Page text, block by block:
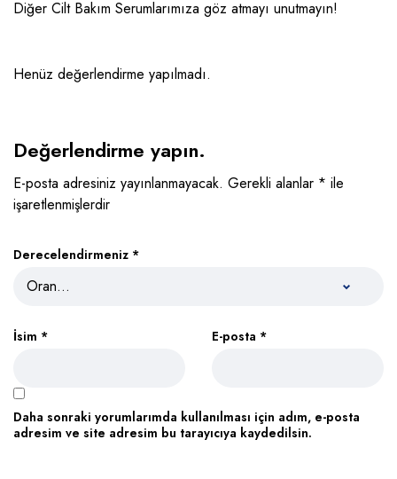
Diğer Cilt Bakım Serumlarımıza göz atmayı unutmayın!
Henüz değerlendirme yapılmadı.
Değerlendirme yapın.
E-posta adresiniz yayınlanmayacak. Gerekli alanlar * ile
işaretlenmişlerdir
Derecelendirmeniz *
İsim * E-posta *
Daha sonraki yorumlarımda kullanılması için adım, e-posta
adresim ve site adresim bu tarayıcıya kaydedilsin.